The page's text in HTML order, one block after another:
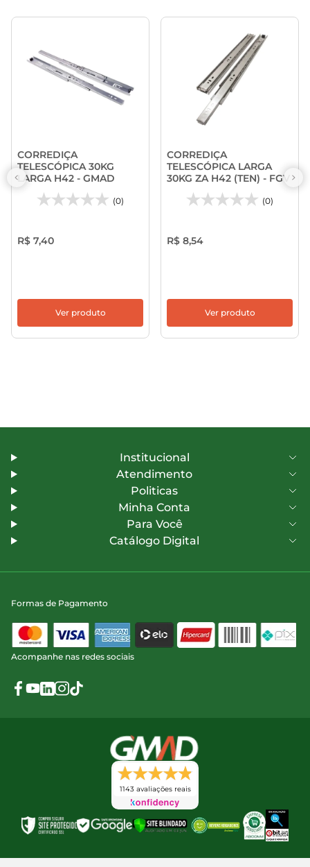
CORREDIÇA
TELESCÓPICA 30KG
LARGA H42 - GMAD
(0)
R$ 7,40
Ver produto
CORREDIÇA
TELESCÓPICA LARGA
30KG ZA H42 (TEN) - FGV
(0)
R$ 8,54
Ver produto
Institucional
Atendimento
Politicas
Minha Conta
Para Você
Catálogo Digital
Formas de Pagamento
Acompanhe nas redes sociais
1143 avaliações reais